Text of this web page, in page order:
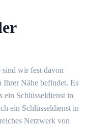
wir fest davon
Ihrer Nähe befindet. Es
ein Schlüsseldienst in
ein Schlüsseldienst in
Netzwerk von